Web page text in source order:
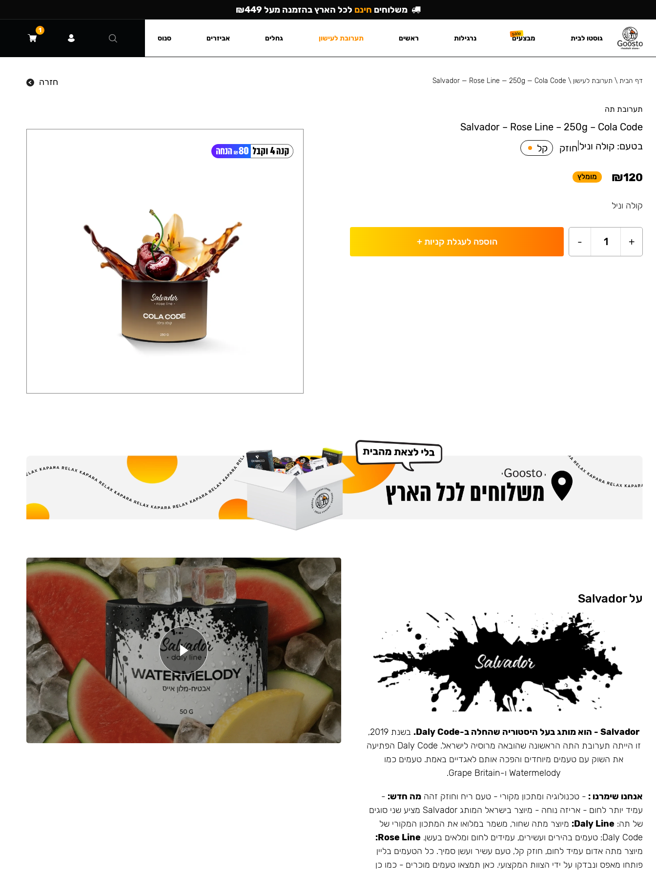
דף הבית\ תערובת לעישון \
Salvador — Rose Line — 250g — Cola Code חזרה
תערובת תה
Salvador – Rose Line – 250g – Cola Code
בטעם: קולה וניל חוזק קל
₪120 מומלץ
קולה וניל
+
1
- הוספה לעגלת קניות+
על Salvador
Salvador - הוא מותג בעל היסטוריה שהחלה ב-Daly Code.
בשנת 2019,
זו הייתה תערובת התה הראשונה שהובאה מרוסיה לישראל. Daly Code הפתיעה
את השוק עם טעמים מיוחדים והפכה אותם לאגדיים באמת. טעמים כמו
Watermelody ו-Grape Britain.
אנחנו שימרנו : - טכנולוגיה ומתכון מקורי - טעם ריח וחוזק זהה מה חדש: -
עמיד יותר לחום - אריזה נוחה - מיוצר בישראל המותג Salvador מציע שני סוגים
של תה: Daly Line: מיוצר מתה שחור, משמר במלואו את המתכון המקורי של
Daly Code: טעמים בהירים ועשירים, עמידים לחום ומלאים בעשן.
Rose Line:
מיוצר מתה אדום עמיד לחום, חוזק קל, טעם עשיר ועשן סמיך. כל הטעמים בליין
פותחו מאפס ונבדקו על ידי הצוות המקצועי. כאן תמצאו טעמים מוכרים - כמו כן
משלוחים חינם לכל הארץ בהזמנה מעל ₪449
גוסטו לבית מבצעים נרגילות ראשים תערובת לעישון גחלים אביזרים סנוס
1